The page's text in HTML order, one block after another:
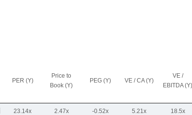
PER (Y)
Price to
Book (Y)
PEG (Y) VE / CA (Y)
VE /
EBITDA (Y)
23.14x 2.47x -0.52x 5.21x 18.5x